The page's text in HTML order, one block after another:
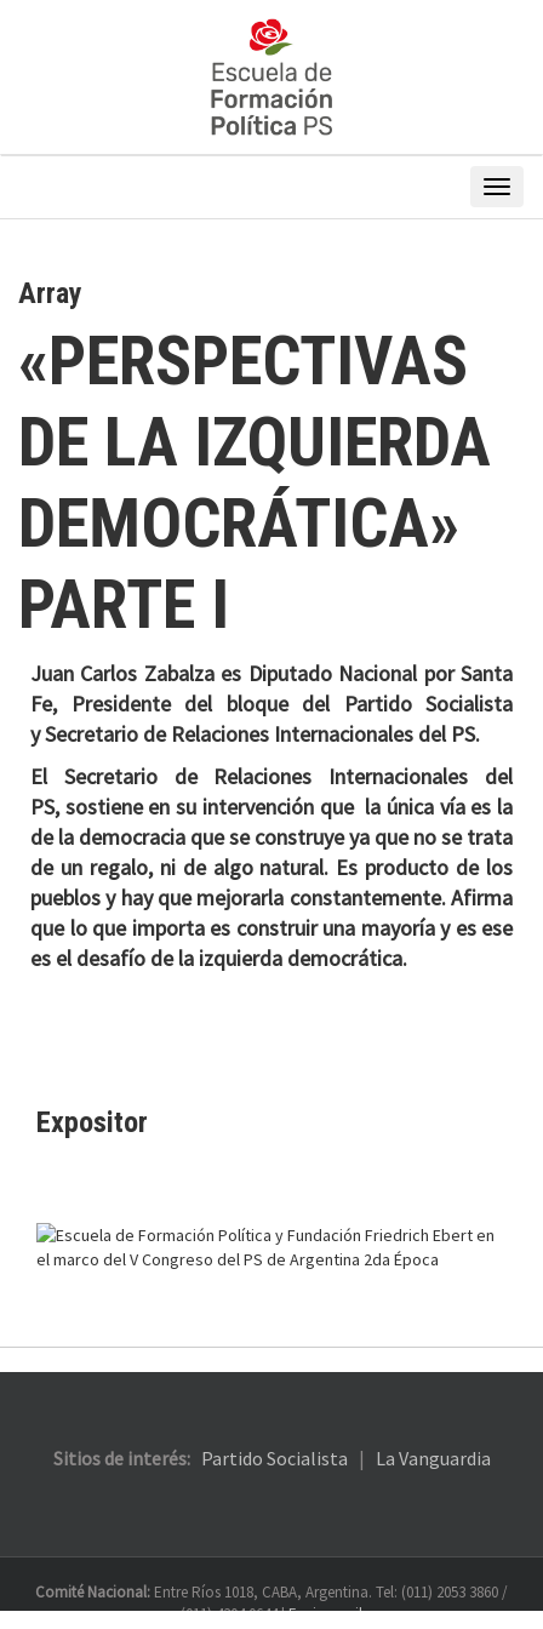
Array
«PERSPECTIVAS
DE LA IZQUIERDA
DEMOCRÁTICA»
PARTE I
Juan Carlos Zabalza es Diputado Nacional por Santa
Fe, Presidente del bloque del Partido Socialista
ySecretario de Relaciones Internacionales del PS.
El Secretario de Relaciones Internacionales del
PS,sostiene en su intervención que la única vía es la
de la democracia que se construye ya que no se trata
de un regalo, ni de algo natural. Es producto de los
pueblos y hay que mejorarla constantemente. Afirma
que lo que importa es construir una mayoría y es ese
es el desafío de la izquierda democrática.
Expositor
Sitios de interés: Partido Socialista | La Vanguardia
Comité Nacional: Entre Ríos 1018, CABA, Argentina. Tel: (011) 2053 3860 /
(011) 4304 0644 |Enviar mail